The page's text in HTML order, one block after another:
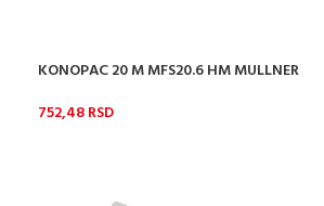
KONOPAC 20 M MFS20.6 HM MULLNER
752,48RSD